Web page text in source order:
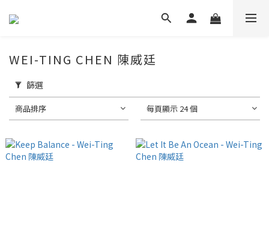
WEI-TING CHEN 陳威廷
篩選
商品排序 每頁顯示 24 個